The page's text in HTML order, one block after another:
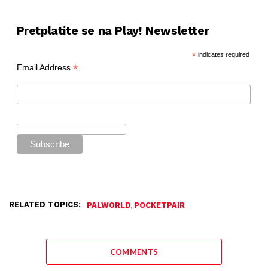
Pretplatite se na Play! Newsletter
*indicates required
Email Address *
RELATED TOPICS: PALWORLD, POCKETPAIR
COMMENTS